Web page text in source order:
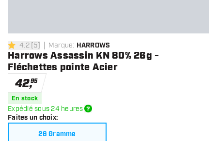
4.2 étoiles de notation
4.2[5] Marque: HARROWS
Harrows Assassin KN 80% 26g -
Fléchettes pointe Acier
42,95
En stock
Expédié sous 24 heures
Faites un choix:
26 Gramme